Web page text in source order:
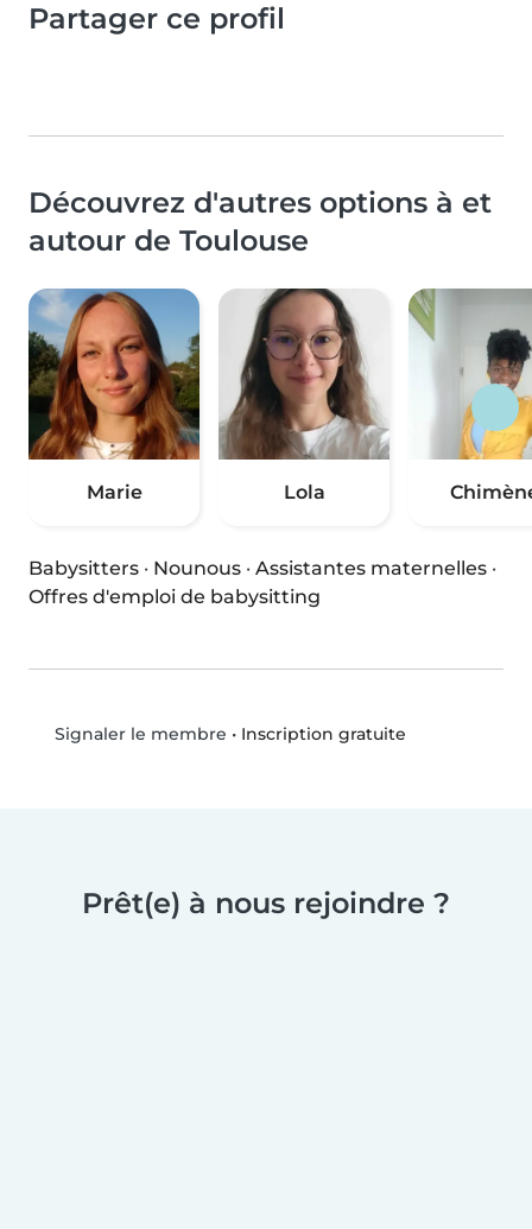
Partager ce profil
Découvrez d'autres options à et
autour de Toulouse
Marie Lola
Babysitters · Nounous · Assistantes maternelles ·
Offres d'emploi de babysitting
Signaler le membre • Inscription gratuite
Prêt(e) à nous rejoindre ?